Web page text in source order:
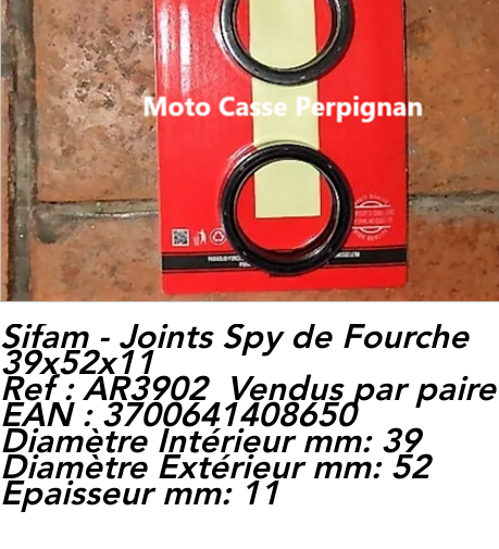
Sifam - Joints Spy de Fourche
39x52x11
Ref : AR3902 Vendus par paire
EAN : 3700641408650
Diamètre Intérieur mm: 39
Diamètre Extérieur mm: 52
Epaisseur mm: 11